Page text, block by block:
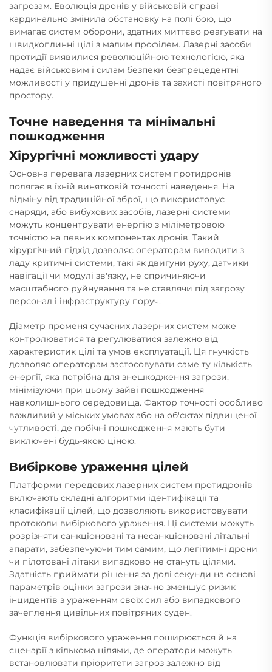
загрозам. Еволюція дронів у військовій справі
кардинально змінила обстановку на полі бою, що
вимагає систем оборони, здатних миттєво реагувати на
швидкоплинні цілі з малим профілем. Лазерні засоби
протидії виявилися революційною технологією, яка
надає військовим і силам безпеки безпрецедентні
можливості у придушенні дронів та захисті повітряного
простору.
Точне наведення та мінімальні
пошкодження
Хірургічні можливості удару
Основна перевага лазерних систем протидронів
полягає в їхній винятковій точності наведення. На
відміну від традиційної зброї, що використовує
снаряди, або вибухових засобів, лазерні системи
можуть концентрувати енергію з міліметровою
точністю на певних компонентах дронів. Такий
хірургічний підхід дозволяє операторам виводити з
ладу критичні системи, такі як двигуни руху, датчики
навігації чи модулі зв'язку, не спричиняючи
масштабного руйнування та не ставлячи під загрозу
персонал і інфраструктуру поруч.
Діаметр променя сучасних лазерних систем може
контролюватися та регулюватися залежно від
характеристик цілі та умов експлуатації. Ця гнучкість
дозволяє операторам застосовувати саме ту кількість
енергії, яка потрібна для знешкодження загрози,
мінімізуючи при цьому зайві пошкодження
навколишнього середовища. Фактор точності особливо
важливий у міських умовах або на об'єктах підвищеної
чутливості, де побічні пошкодження мають бути
виключені будь-якою ціною.
Вибіркове ураження цілей
Платформи передових лазерних систем протидронів
включають складні алгоритми ідентифікації та
класифікації цілей, що дозволяють використовувати
протоколи вибіркового ураження. Ці системи можуть
розрізняти санкціоновані та несанкціоновані літальні
апарати, забезпечуючи тим самим, що легітимні дрони
чи пілотовані літаки випадково не стануть цілями.
Здатність приймати рішення за долі секунди на основі
параметрів оцінки загрози значно зменшує ризик
інцидентів з ураженням своїх сил або випадкового
зачеплення цивільних повітряних суден.
Функція вибіркового ураження поширюється й на
сценарії з кількома цілями, де оператори можуть
встановлювати пріоритети загроз залежно від